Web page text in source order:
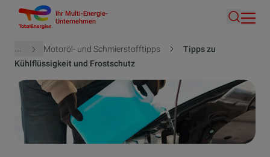
Inhalt
Ihr Multi-Energie-
Unternehmen
Suche
Pfadnavigation
... Motoröl- und Schmierstofftipps
Tipps zu
Kühlflüssigkeit und Frostschutz